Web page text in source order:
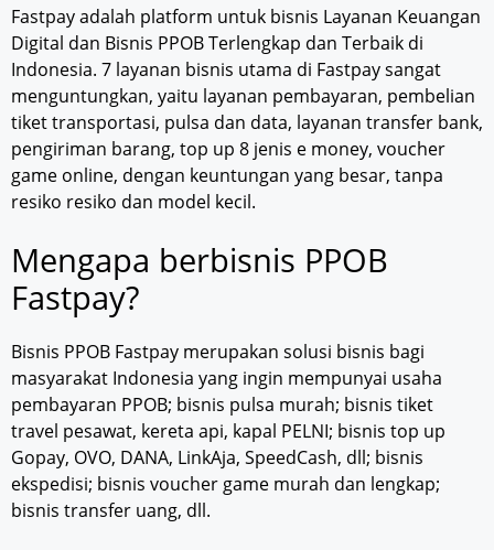
Fastpay adalah platform untuk bisnis Layanan Keuangan
Digital dan Bisnis PPOB Terlengkap dan Terbaik di
Indonesia. 7 layanan bisnis utama di Fastpay sangat
menguntungkan, yaitu layanan pembayaran, pembelian
tiket transportasi, pulsa dan data, layanan transfer bank,
pengiriman barang, top up 8 jenis e money, voucher
game online, dengan keuntungan yang besar, tanpa
resiko resiko dan model kecil.
Mengapa berbisnis PPOB
Fastpay?
Bisnis PPOB Fastpay merupakan solusi bisnis bagi
masyarakat Indonesia yang ingin mempunyai usaha
pembayaran PPOB; bisnis pulsa murah; bisnis tiket
travel pesawat, kereta api, kapal PELNI; bisnis top up
Gopay, OVO, DANA, LinkAja, SpeedCash, dll; bisnis
ekspedisi; bisnis voucher game murah dan lengkap;
bisnis transfer uang, dll.